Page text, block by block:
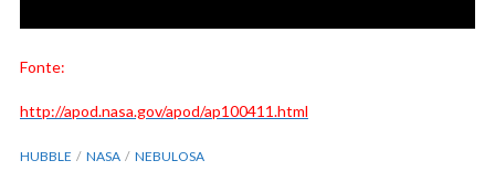
Fonte:
http://apod.nasa.gov/apod/ap100411.html
HUBBLE NASA NEBULOSA